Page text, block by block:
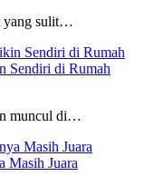
yang sulit…
Sendiri di Rumah
muncul di…
Masih Juara